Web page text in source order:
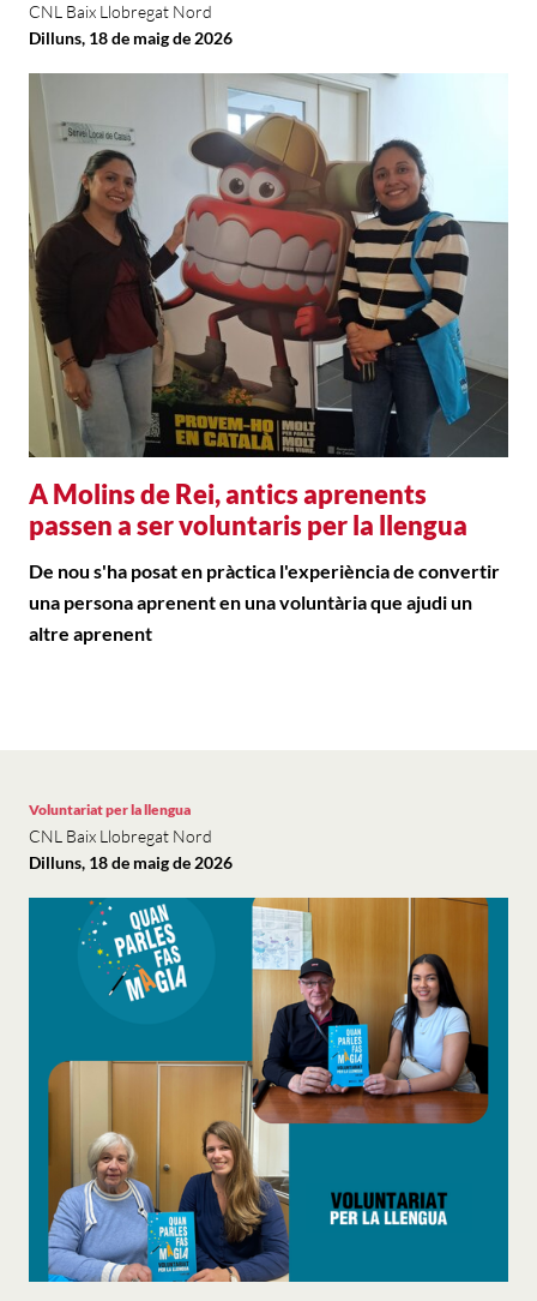
A Molins de Rei, antics aprenents
passen a ser voluntaris per la llengua
CNL Baix Llobregat Nord
Dilluns, 18 de maig de 2026
De nou s'ha posat en pràctica l'experiència de convertir
una persona aprenent en una voluntària que ajudi un
altre aprenent
Voluntariat per la llengua
CNL Baix Llobregat Nord
Dilluns, 18 de maig de 2026